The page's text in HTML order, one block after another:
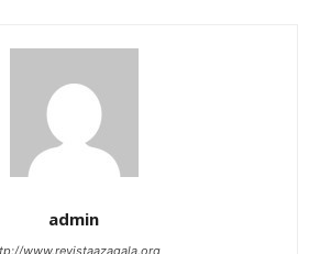
admin
www.revistaazagala.org